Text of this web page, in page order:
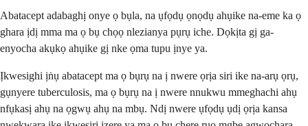
Abatacept adabaghị onye ọ bụla, na ụfọdụ ọnọdụ ahụike na-eme ka ọ
ghara ịdị mma ma ọ bụ chọọ nlezianya pụrụ iche. Dọkịta gị ga-
enyocha akụkọ ahụike gị nke ọma tupu ịnye ya.
Ịkwesighi ịṅụ abatacept ma ọ bụrụ na ị nwere ọrịa siri ike na-arụ ọrụ,
gụnyere tuberculosis, ma ọ bụrụ na ị nwere nnukwu mmeghachi ahụ
nfụkasị ahụ na ọgwụ ahụ na mbụ. Ndị nwere ụfọdụ ụdị ọrịa kansa